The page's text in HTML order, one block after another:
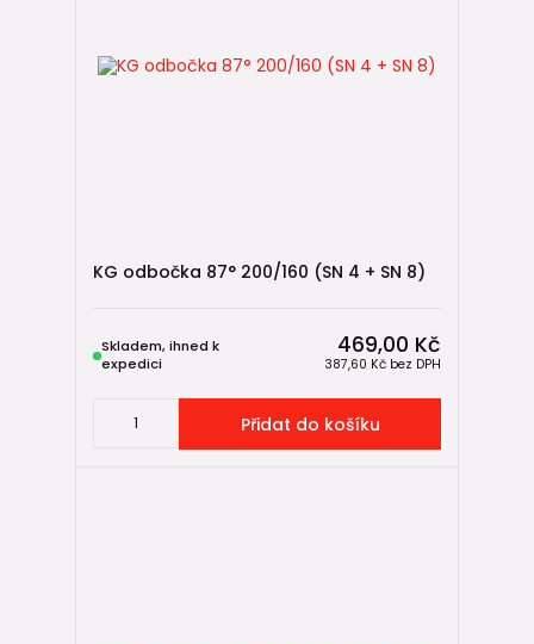
KG odbočka 87° 200/160 (SN 4 + SN 8)
469,00 Kč
387,60 Kč bez DPH
Skladem, ihned k
expedici
Přidat do košíku